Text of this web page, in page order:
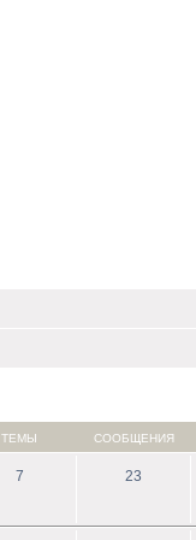
ТЕМЫ СООБЩЕНИЯ
7 23